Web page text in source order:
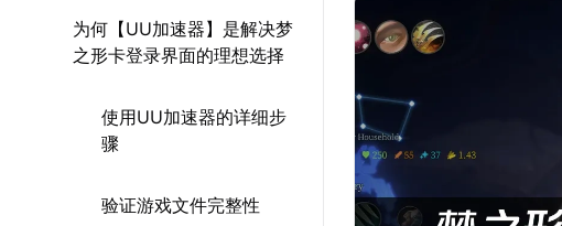
为何【UU加速器】是解决梦
之形卡登录界面的理想选择
使用UU加速器的详细步
骤
验证游戏文件完整性